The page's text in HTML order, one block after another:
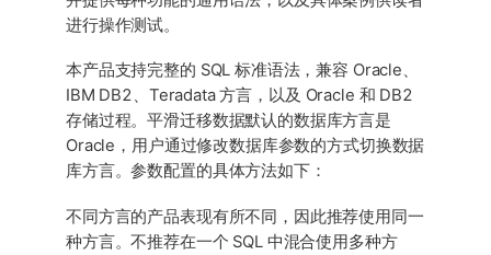
进行操作测试。
本产品支持完整的 SQL 标准语法，兼容 Oracle、
IBM DB2、Teradata 方言，以及 Oracle 和 DB2
存储过程。平滑迁移数据默认的数据库方言是
Oracle，用户通过修改数据库参数的方式切换数据
库方言。参数配置的具体方法如下：
不同方言的产品表现有所不同，因此推荐使用同一
种方言。不推荐在一个 SQL 中混合使用多种方